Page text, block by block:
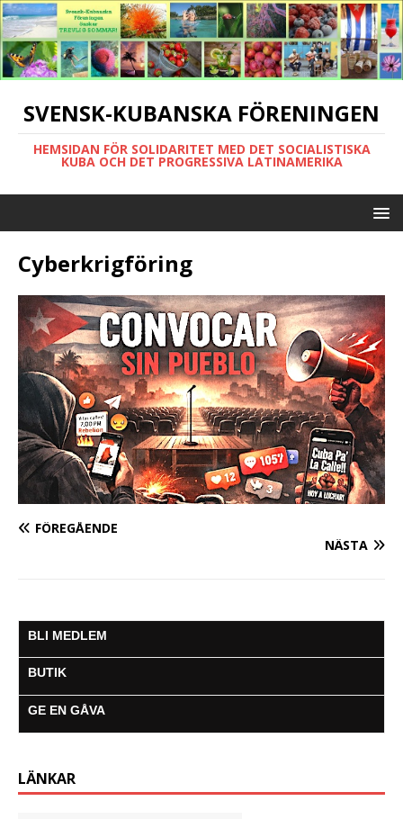
SVENSK-KUBANSKA FÖRENINGEN
HEMSIDAN FÖR SOLIDARITET MED DET SOCIALISTISKA
KUBA OCH DET PROGRESSIVA LATINAMERIKA
Cyberkrigföring
FÖREGÅENDE
NÄSTA
BLI MEDLEM
BUTIK
GE EN GÅVA
LÄNKAR